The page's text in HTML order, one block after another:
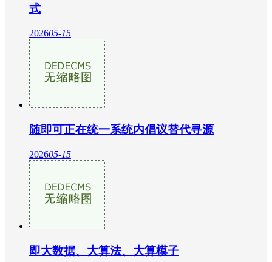
式
202605-15
随即可正在统一系统内倡议替代寻源
202605-15
即大数据、大算法、大算模子